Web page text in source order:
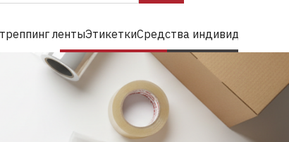
лентыЭтикеткиСредства индивидуальной